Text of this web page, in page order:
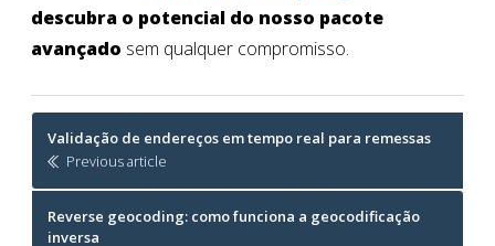
descubra o potencial do nosso pacote
avançado sem qualquer compromisso.
Post
navigation
Validação de endereços em tempo real para remessas
Previous article
Reverse geocoding: como funciona a geocodificação
inversa